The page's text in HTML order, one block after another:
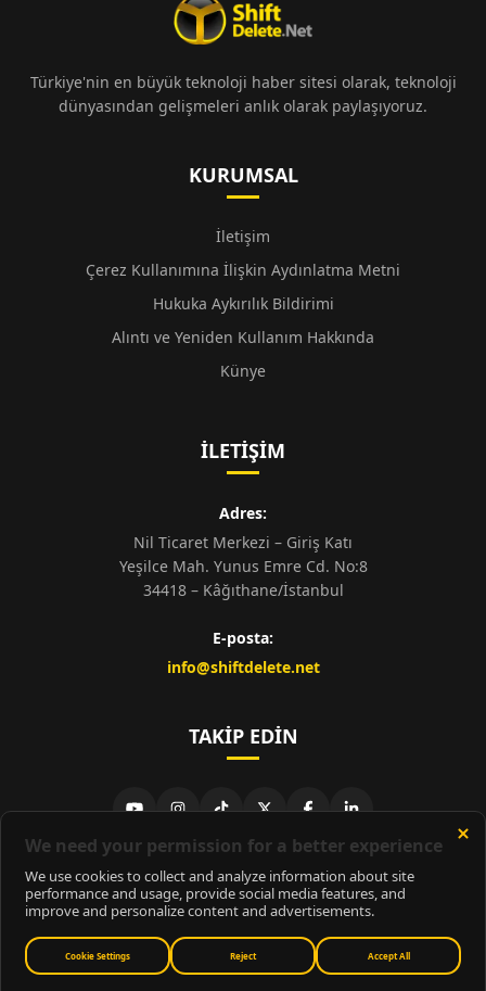
Türkiye'nin en büyük teknoloji haber sitesi olarak, teknoloji
dünyasından gelişmeleri anlık olarak paylaşıyoruz.
KURUMSAL
İletişim
Çerez Kullanımına İlişkin Aydınlatma Metni
Hukuka Aykırılık Bildirimi
Alıntı ve Yeniden Kullanım Hakkında
Künye
İLETIŞIM
Adres:
Nil Ticaret Merkezi – Giriş Katı
Yeşilce Mah. Yunus Emre Cd. No:8
34418 – Kâğıthane/İstanbul
E-posta:
info@shiftdelete.net
TAKIP EDIN
© 2026ShiftDelete.Net- Tüm hakları saklıdır.
ShiftDelete.Net, İnternet Medyası ve Bilişim Muhabirleri Derneği
üyesidir.